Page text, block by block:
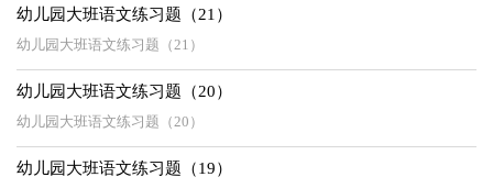
幼儿园大班语文练习题（21）
幼儿园大班语文练习题（21）
幼儿园大班语文练习题（20）
幼儿园大班语文练习题（20）
幼儿园大班语文练习题（19）